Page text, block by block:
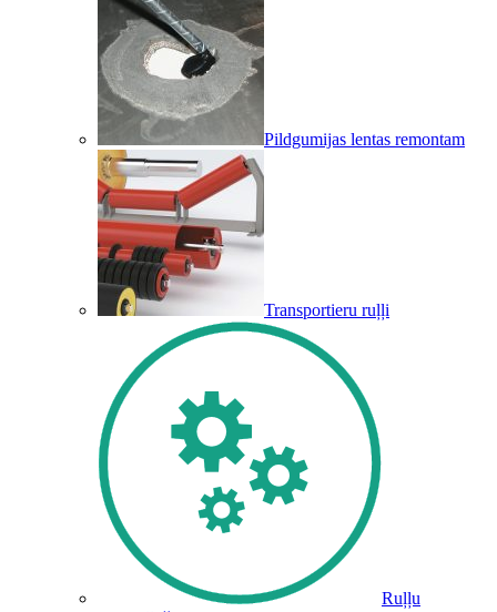
Pildgumijas lentas remontam
Transportieru ruļļi
Ruļļu